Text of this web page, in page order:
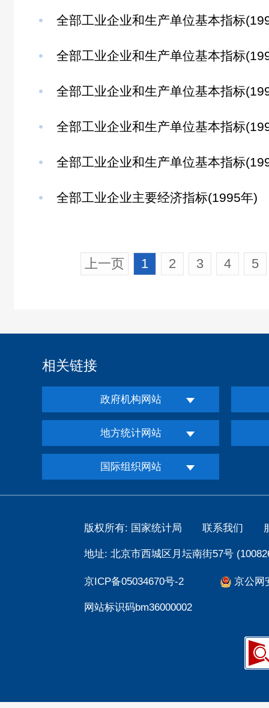
全部工业企业和生产单位基本指标
全部工业企业和生产单位基本指标
全部工业企业和生产单位基本指标
全部工业企业和生产单位基本指标
全部工业企业和生产单位基本指标
全部工业企业主要经济指标(1995年)
上一页 1 2 3 4 5
相关链接
政府机构网站
地方统计网站
国际组织网站
版权所有: 国家统计局 联系我们
地址: 北京市西城区月坛南街57号
京ICP备05034670号-2 京公网
网站标识码bm36000002